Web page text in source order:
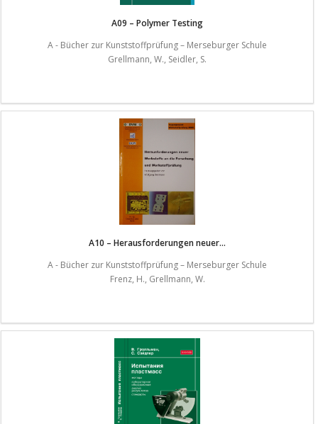
A09 – Polymer Testing
A - Bücher zur Kunststoffprüfung – Merseburger Schule
Grellmann, W., Seidler, S.
A10 – Herausforderungen neuer...
A - Bücher zur Kunststoffprüfung – Merseburger Schule
Frenz, H., Grellmann, W.